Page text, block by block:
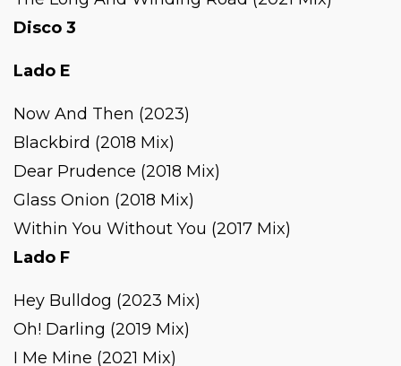
Disco 3
Lado E
Now And Then (2023)
Blackbird (2018 Mix)
Dear Prudence (2018 Mix)
Glass Onion (2018 Mix)
Within You Without You (2017 Mix)
Lado F
Hey Bulldog (2023 Mix)
Oh! Darling (2019 Mix)
I Me Mine (2021 Mix)